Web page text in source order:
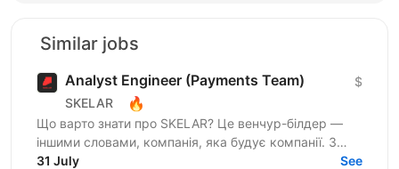
Similar jobs
Analyst Engineer (Payments Team)
SKELAR 🔥
$
Що варто знати про SKELAR? Це венчур-білдер —
іншими словами, компанія, яка будує компанії. З
нами фаундери створюють consumer-бізнеси, які
31 July See